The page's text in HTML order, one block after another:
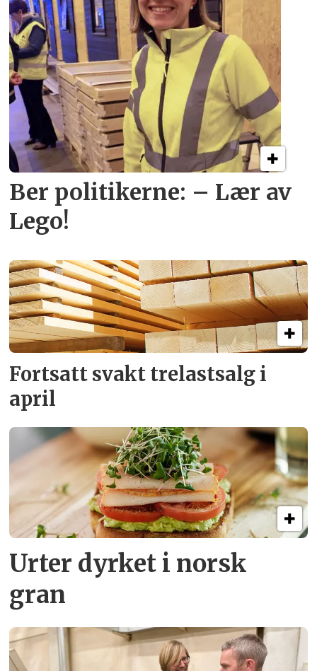
Ber politikerne: – Lær av
Lego!
Fortsatt svakt trelastsalg i
april
Urter dyrket i norsk
gran